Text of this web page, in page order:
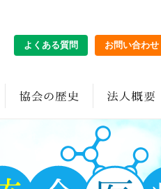
よくある質問 お問い合わせ